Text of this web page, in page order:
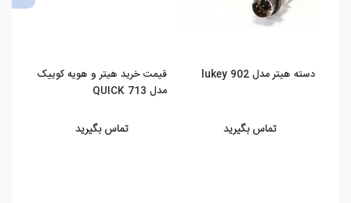
دسته هیتر مدل lukey 902
تماس بگیرید
قیمت خرید هیتر و هویه کوییک
مدل QUICK 713
تماس بگیرید